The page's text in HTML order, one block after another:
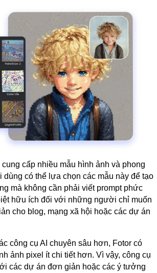
cấp nhiều mẫu hình ảnh và phong
có thể lựa chọn các mẫu này để tạo
mà không cần phải viết prompt phức
hữu ích đối với những người chỉ muốn
cho blog, mạng xã hội hoặc các dự án
công cụ AI chuyên sâu hơn, Fotor có
ảnh pixel ít chi tiết hơn. Vì vậy, công cụ
các dự án đơn giản hoặc các ý tưởng